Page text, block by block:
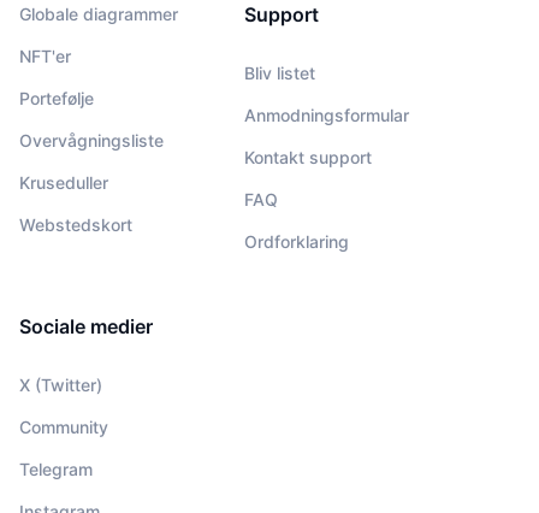
Globale diagrammer
NFT'er
Portefølje
Overvågningsliste
Kruseduller
Webstedskort
Support
Bliv listet
Anmodningsformular
Kontakt support
FAQ
Ordforklaring
Sociale medier
X (Twitter)
Community
Telegram